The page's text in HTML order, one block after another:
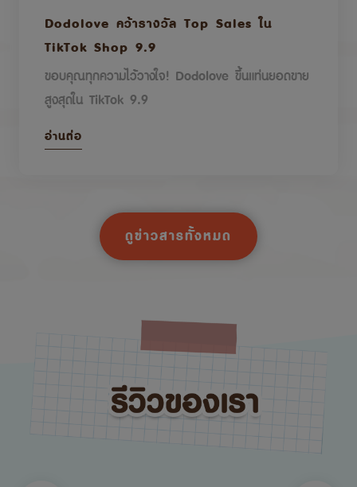
Dodolove คว้ารางวัล Top Sales ใน
TikTok Shop 9.9
ขอบคุณทุกความไว้วางใจ! Dodolove ขึ้นแท่นยอดขาย
สูงสุดใน TikTok 9.9
อ่านต่อ
ดูข่าวสารทั้งหมด